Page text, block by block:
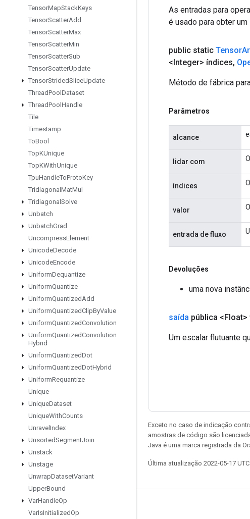
TensorMapStackKeys
TensorScatterAdd
TensorScatterMax
TensorScatterMin
TensorScatterSub
TensorScatterUpdate
TensorStridedSliceUpdate
ThreadPool Dataset
ThreadPool Handle
Tile
Timestamp
ToBool
TopKUnique
TopKWithUnique
TpuHandleToProtoKey
Tridiagonal MatMul
Tridiagonal Solve
Unbatch
UnbatchGrad
UncompressElement
UnicodeDecode
UnicodeEncode
UniformDequantize
UniformQuantize
UniformQuantizedAdd
UniformQuantizedClipByValue
UniformQuantizedConvolution
UniformQuantizedConvolution
Hybrid
UniformQuantizedDot
UniformQuantizedDotHybrid
UniformRequantize
Unique
UniqueDataset
UniqueWithCounts
Unravel Index
UnsortedSegmentJoin
Unstack
Unstage
UnwrapDatasetVariant
UpperBound
VarHandleOp
VarIsInitializedOp
As entradas para
é usado para obter
public static Tensor
<Integer> índices,
Método de fábrica
Parâmetros
alcance
lidar com
índices
valor
entrada de fluxo
Devoluções
uma nova
saída pública <Float>
Um escalar flutuante
Exceto no caso de indicação
amostras de código são
Java é uma marca registrada da
Última atualização 2022-05-17 UTC.
Permanecer conectado